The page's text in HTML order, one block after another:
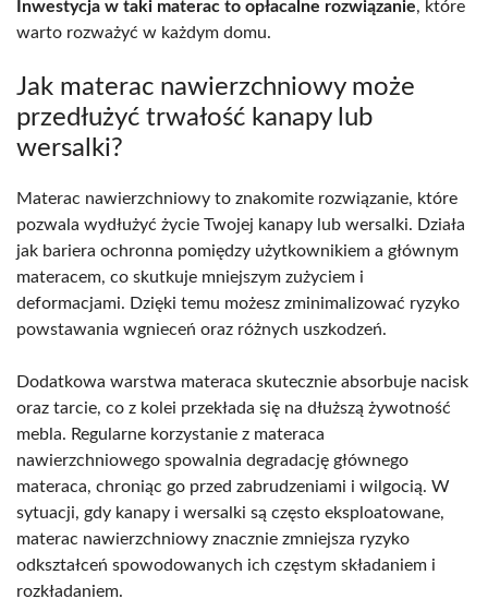
Inwestycja w taki materac to opłacalne rozwiązanie, które
warto rozważyć w każdym domu.
Jak materac nawierzchniowy może
przedłużyć trwałość kanapy lub
wersalki?
Materac nawierzchniowy to znakomite rozwiązanie, które
pozwala wydłużyć życie Twojej kanapy lub wersalki. Działa
jak bariera ochronna pomiędzy użytkownikiem a głównym
materacem, co skutkuje mniejszym zużyciem i
deformacjami. Dzięki temu możesz zminimalizować ryzyko
powstawania wgnieceń oraz różnych uszkodzeń.
Dodatkowa warstwa materaca skutecznie absorbuje nacisk
oraz tarcie, co z kolei przekłada się na dłuższą żywotność
mebla. Regularne korzystanie z materaca
nawierzchniowego spowalnia degradację głównego
materaca, chroniąc go przed zabrudzeniami i wilgocią. W
sytuacji, gdy kanapy i wersalki są często eksploatowane,
materac nawierzchniowy znacznie zmniejsza ryzyko
odkształceń spowodowanych ich częstym składaniem i
rozkładaniem.